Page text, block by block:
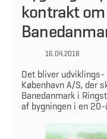
kontrakt
16.04.2018
Det bliver udviklings-
København A/S, der
Banedanmark i
af bygningen i en